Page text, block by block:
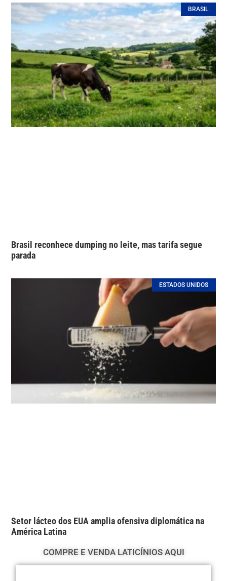
BRASIL
Brasil reconhece dumping no leite, mas tarifa segue
parada
ESTADOS UNIDOS
Setor lácteo dos EUA amplia ofensiva diplomática na
América Latina
COMPRE E VENDA LATICÍNIOS AQUI